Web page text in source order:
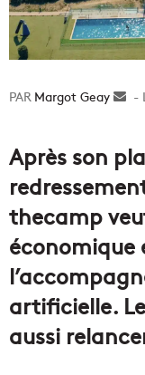
Margot Geay
Après son
thecamp
économique
artificielle.
aussi